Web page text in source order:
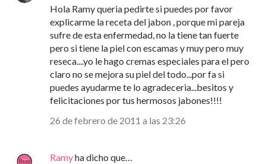
Hola Ramy queria pedirte si puedes por favor
explicarme la receta del jabon , porque mi pareja
sufre de esta enfermedad, no la tiene tan fuerte
pero si tiene la piel con escamas y muy pero muy
reseca....yo le hago cremas especiales para el pero
claro no se mejora su piel del todo...por fa si
puedes ayudarme te lo agradeceria...besitos y
felicitaciones por tus hermosos jabones!!!!
26 de febrero de 2011 a las 23:26
Ramyha dicho que…